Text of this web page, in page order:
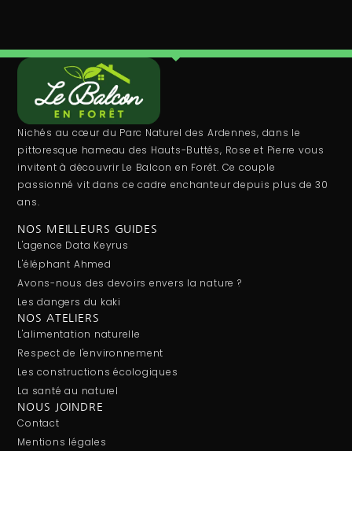
Nichés au cœur du Parc Naturel des Ardennes, dans le
pittoresque hameau des Hauts-Buttés, Rose et Pierre vous
invitent à découvrir Le Balcon en Forêt. Ce couple
passionné vit dans ce cadre enchanteur depuis plus de 30
ans.
NOS MEILLEURS GUIDES
L'agence Data Keyrus
L'éléphant Ahmed
Avons-nous des devoirs envers la nature ?
Les dangers du kaki
NOS ATELIERS
L'alimentation naturelle
Respect de l'environnement
Les constructions écologiques
La santé au naturel
NOUS JOINDRE
Contact
Mentions légales